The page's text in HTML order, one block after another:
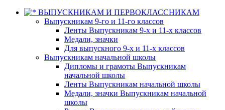
ВЫПУСКНИКАМ И ПЕРВОКЛАССНИКАМ
Выпускникам 9-го и 11-го классов
Ленты Выпускникам 9-х и 11-х классов
Медали, значки
Для выпускного 9-х и 11-х классов
Выпускникам начальной школы
Дипломы и грамоты Выпускникам
начальной школы
Ленты Выпускникам начальной школы
Медали, значки Выпускникам начальной
школы